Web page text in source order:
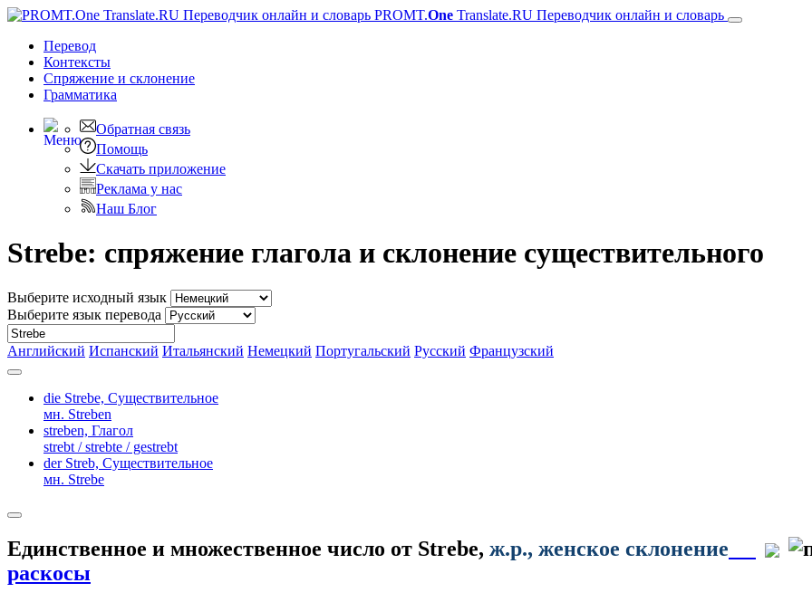
PROMT.One Translate.RU Переводчик онлайн и словарь
Перевод
Контексты
Спряжение и склонение
Грамматика
Обратная связь
Помощь
Скачать приложение
Реклама у нас
Наш Блог
Strebe: спряжение глагола и склонение существительного
Выберите исходный язык
Выберите язык перевода
Английский Испанский Итальянский Немецкий Португальский Русский Французский
die Strebe, Существительное
мн. Streben
streben, Глагол
strebt / strebte / gestrebt
der Streb, Существительное
мн. Strebe
Единственное и множественное число от Strebe, ж.р., женское склонение
раскосы